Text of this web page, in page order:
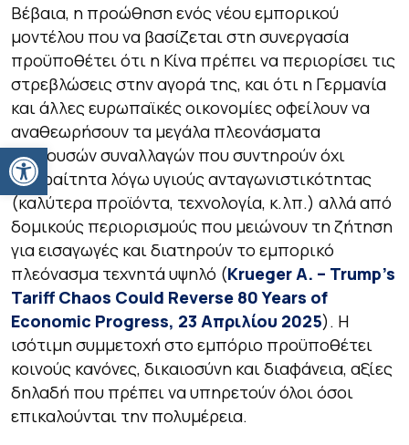
Ανοίξτε τη γραμμή εργαλείων
Βέβαια, η προώθηση ενός νέου εμπορικού
μοντέλου που να βασίζεται στη συνεργασία
προϋποθέτει ότι η Κίνα πρέπει να περιορίσει τις
στρεβλώσεις στην αγορά της, και ότι η Γερμανία
και άλλες ευρωπαϊκές οικονομίες οφείλουν να
αναθεωρήσουν τα μεγάλα πλεονάσματα
τρεχουσών συναλλαγών που συντηρούν όχι
απαραίτητα λόγω υγιούς ανταγωνιστικότητας
(καλύτερα προϊόντα, τεχνολογία, κ.λπ.) αλλά από
δομικούς περιορισμούς που μειώνουν τη ζήτηση
για εισαγωγές και διατηρούν το εμπορικό
πλεόνασμα τεχνητά υψηλό (Krueger A. – Trump’s
Tariff Chaos Could Reverse 80 Years of
Economic Progress, 23 Απριλίου 2025). Η
ισότιμη συμμετοχή στο εμπόριο προϋποθέτει
κοινούς κανόνες, δικαιοσύνη και διαφάνεια, αξίες
δηλαδή που πρέπει να υπηρετούν όλοι όσοι
επικαλούνται την πολυμέρεια.